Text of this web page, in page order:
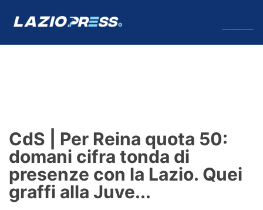
Formello
Infortuni
Primavera
CdS | Per Reina quota 50:
domani cifra tonda di
presenze con la Lazio. Quei
graffi alla Juve...